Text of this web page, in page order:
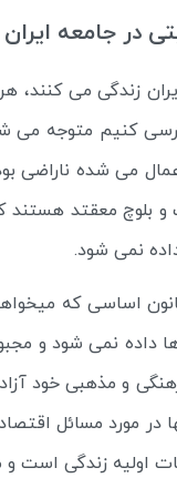
در جامعه
زندگی می کنند،
کنیم متوجه می
می شده ناراضی
و بلوچ معقتد
نمی شود.
بیان کرده اند بنا بر اصل ۱۵
داده نمی شود و
و مذهبی خود
در مورد مسائل
اولیه زندگی